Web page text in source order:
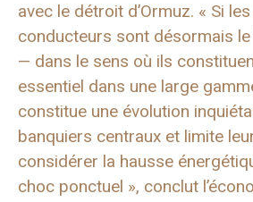
avec le détroit d’Ormuz. « Si
conducteurs sont désormais le
— dans le sens où ils
essentiel dans une large
constitue une évolution
banquiers centraux et limite
considérer la hausse
choc ponctuel », conclut